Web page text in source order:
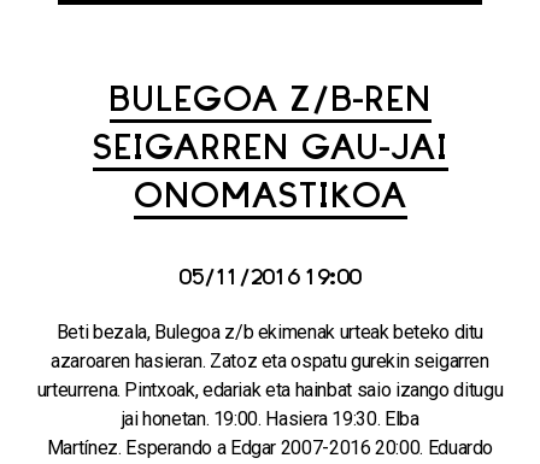
BULEGOA Z/B-REN
SEIGARREN GAU-JAI
ONOMASTIKOA
05/11/2016 19:00
Beti bezala, Bulegoa z/b ekimenak urteak beteko ditu
azaroaren hasieran. Zatoz eta ospatu gurekin seigarren
urteurrena. Pintxoak, edariak eta hainbat saio izango ditugu
jai honetan. 19:00. Hasiera 19:30. Elba
Martínez. Esperando a Edgar 2007-2016 20:00. Eduardo